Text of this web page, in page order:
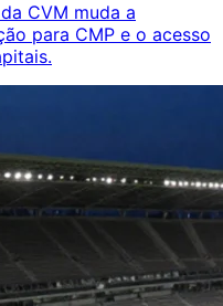
CVM muda a
para CMP e o acesso